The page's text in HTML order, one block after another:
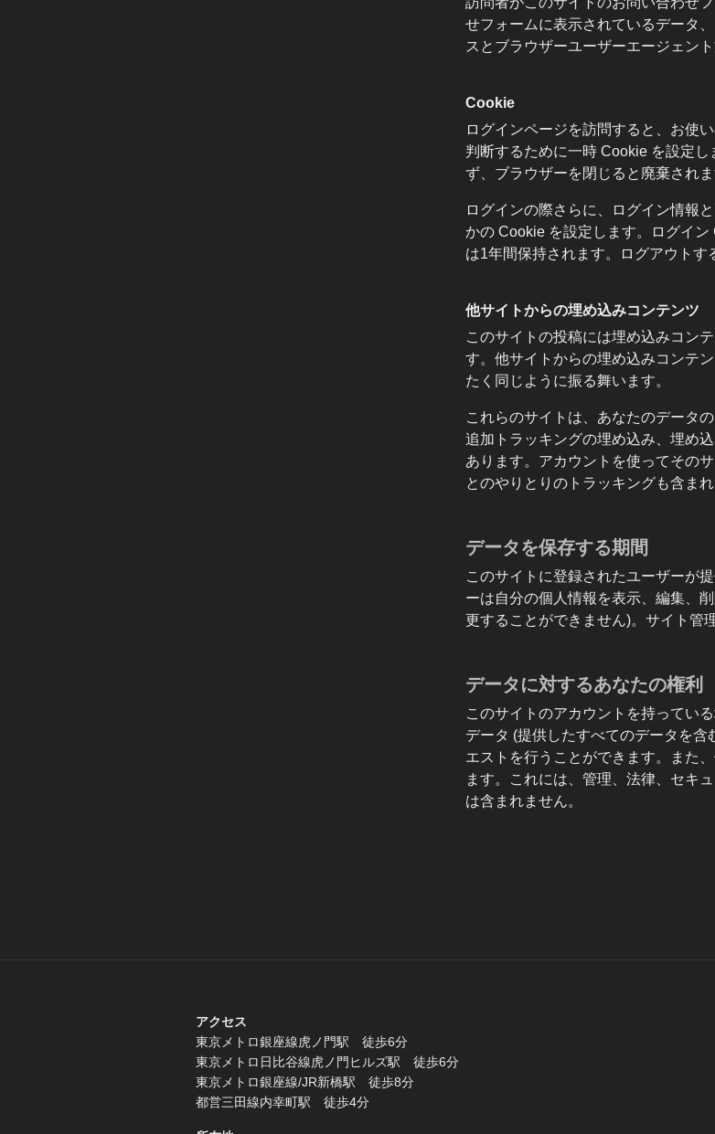
せフォームに表示されているデータ
スとブラウザーユーザーエージェン
Cookie
ログインページを訪問すると、お使
判断するために一時 Cookie を設定
ず、ブラウザーを閉じると廃棄されま
ログインの際さらに、ログイン情報
かの Cookie を設定します。ログイ
は1年間保持されます。ログアウトす
他サイトからの埋め込みコンテンツ
このサイトの投稿には埋め込みコン
す。他サイトからの埋め込みコンテ
たく同じように振る舞います。
これらのサイトは、あなたのデータ
追加トラッキングの埋め込み、埋め
あります。アカウントを使ってその
とのやりとりのトラッキングも含まれ
データを保存する期間
このサイトに登録されたユーザーが
ーは自分の個人情報を表示、編集、
更することができません)。サイト管
データに対するあなたの権利
このサイトのアカウントを持ってい
データ (提供したすべてのデータを
エストを行うことができます。また
ます。これには、管理、法律、セキ
は含まれません。
アクセス
東京メトロ銀座線虎ノ門駅 徒歩6分
東京メトロ日比谷線虎ノ門ヒルズ駅 徒歩6分
東京メトロ銀座線/JR新橋駅 徒歩8分
都営三田線内幸町駅 徒歩4分